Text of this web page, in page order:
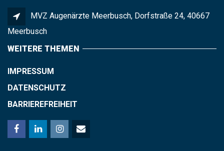
MVZ Augenärzte Meerbusch, Dorfstraße 24, 40667
Meerbusch
WEITERE THEMEN
IMPRESSUM
DATENSCHUTZ
BARRIEREFREIHEIT